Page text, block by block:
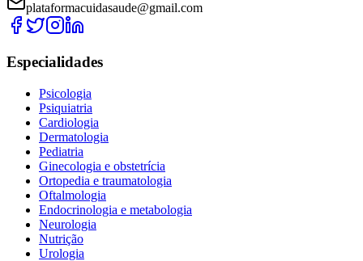
plataformacuidasaude@gmail.com
Especialidades
Psicologia
Psiquiatria
Cardiologia
Dermatologia
Pediatria
Ginecologia e obstetrícia
Ortopedia e traumatologia
Oftalmologia
Endocrinologia e metabologia
Neurologia
Nutrição
Urologia